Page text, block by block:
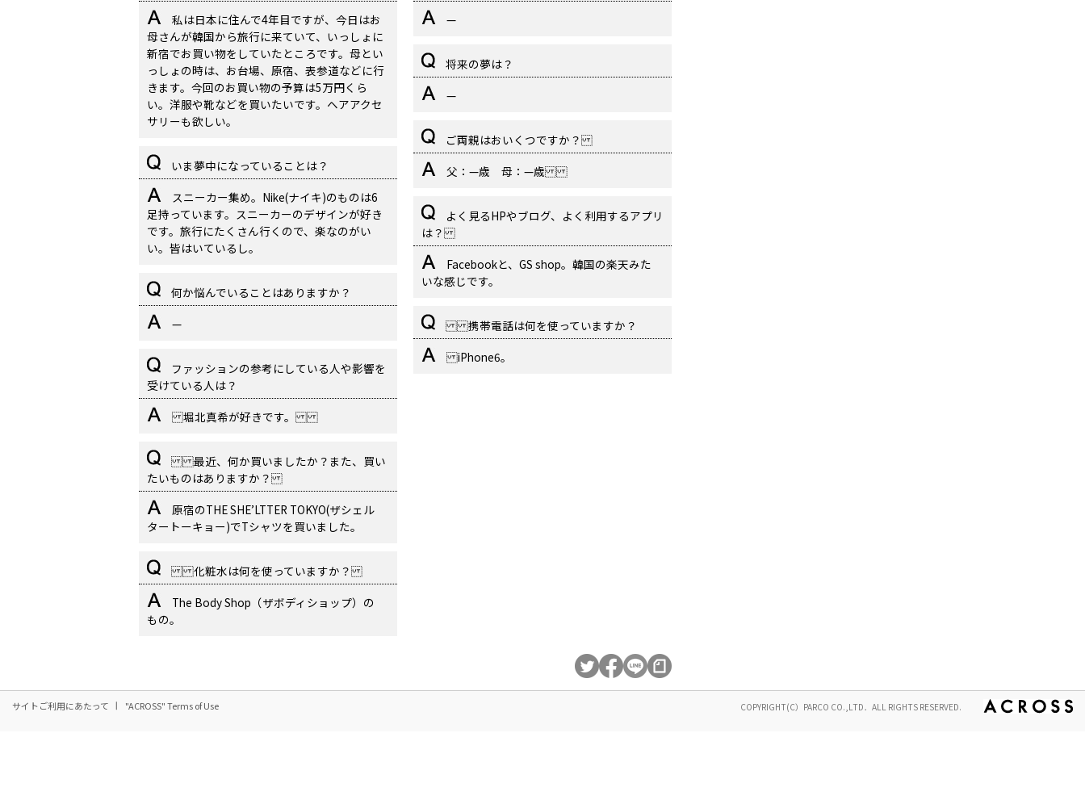
私は日本に住んで4年目ですが、今日はお
母さんが韓国から旅行に来ていて、いっしょに
新宿でお買い物をしていたところです。母とい
っしょの時は、お台場、原宿、表参道などに行
きます。今回のお買い物の予算は5万円くら
い。洋服や靴などを買いたいです。ヘアアクセ
サリーも欲しい。
いま夢中になっていることは？
スニーカー集め。Nike(ナイキ)のものは6
足持っています。スニーカーのデザインが好き
です。旅行にたくさん行くので、楽なのがい
い。皆はいているし。
何か悩んでいることはありますか？
—
ファッションの参考にしている人や影響を
受けている人は？
堀北真希が好きです。
最近、何か買いましたか？また、買い
たいものはありますか？
原宿のTHE SHE’LTTER TOKYO(ザシェル
タートーキョー)でTシャツを買いました。
化粧水は何を使っていますか？
The Body Shop（ザボディショップ）の
もの。
—
将来の夢は？
—
ご両親はおいくつですか？
父：—歳 母：—歳
よく見るHPやブログ、よく利用するアプリ
は？
Facebookと、GS shop。韓国の楽天みた
いな感じです。
携帯電話は何を使っていますか？
iPhone6。
サイトご利用にあたって "ACROSS" Terms of Use COPYRIGHT(C）PARCO CO.,LTD．ALL RIGHTS RESERVED.